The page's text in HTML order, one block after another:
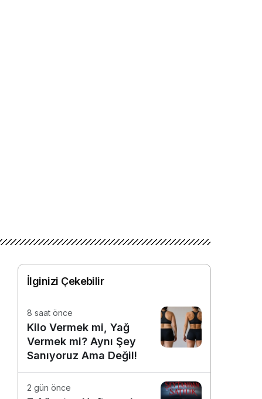
İlginizi Çekebilir
8 saat önce
Kilo Vermek mi, Yağ
Vermek mi? Aynı Şey
Sanıyoruz Ama Değil!
2 gün önce